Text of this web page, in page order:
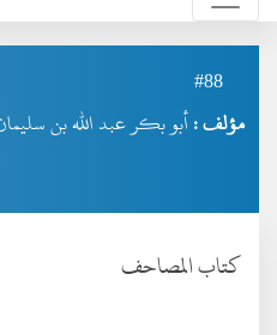
#88
مؤلف :أبو بكر عبد الله بن
كتاب المصاحف